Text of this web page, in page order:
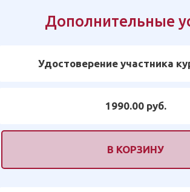
Дополнительные
Удостоверение участника
1990.00 руб.
В КОРЗИНУ